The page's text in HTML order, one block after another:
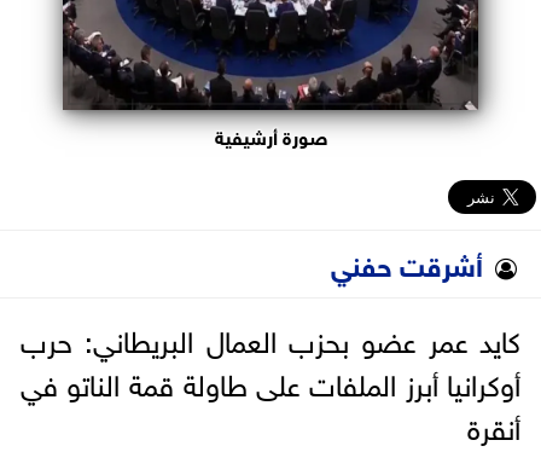
صورة أرشيفية
أشرقت حفني
كايد عمر عضو بحزب العمال البريطاني: حرب
أوكرانيا أبرز الملفات على طاولة قمة الناتو في
أنقرة